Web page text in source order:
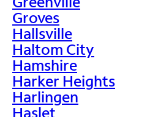
Groves
Hallsville
Haltom City
Hamshire
Harker Heights
Harlingen
Haslet